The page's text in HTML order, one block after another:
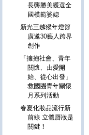
長龔勝美獲選全
國模範婆媳
新光三越猴年燈節
廣邀30藝人跨界
創作
「擁抱社會、青年
關懷、由愛開
始、從心出發」
救國團青年關懷
月系列活動
春夏化妝品流行新
前線 立體唇妝是
關鍵！